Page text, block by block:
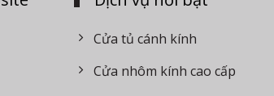
Cửa tủ cánh kính
Cửa nhôm kính cao cấp